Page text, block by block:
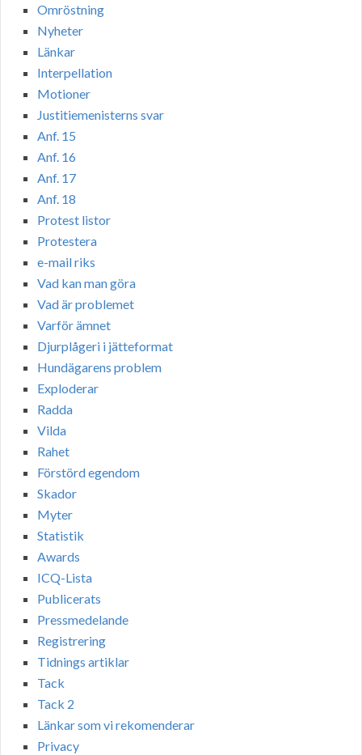
Omröstning
Nyheter
Länkar
Interpellation
Motioner
Justitiemenisterns svar
Anf. 15
Anf. 16
Anf. 17
Anf. 18
Protest listor
Protestera
e-mail riks
Vad kan man göra
Vad är problemet
Varför ämnet
Djurplågeri i jätteformat
Hundägarens problem
Exploderar
Radda
Vilda
Rahet
Förstörd egendom
Skador
Myter
Statistik
Awards
ICQ-Lista
Publicerats
Pressmedelande
Registrering
Tidnings artiklar
Tack
Tack 2
Länkar som vi rekomenderar
Privacy